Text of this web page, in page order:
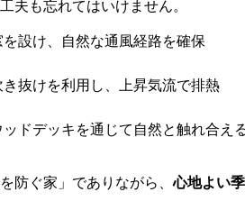
夫も忘れてはいけません。
設け、自然な通風経路を確保
き抜けを利用し、上昇気流で排熱
ドデッキを通じて自然と触れ合え
を防ぐ家」でありながら、心地よい